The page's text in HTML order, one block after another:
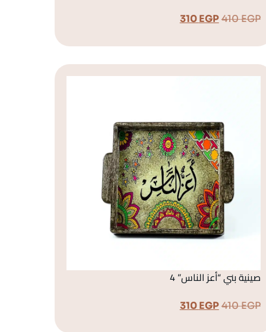
410EGP
310EGP
صينية بني “أعز الناس” 4
410EGP
310EGP